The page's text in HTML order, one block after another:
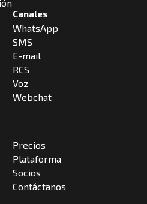
Canales
WhatsApp
SMS
E-mail
RCS
Voz
Webchat
Precios
Plataforma
Socios
Contáctanos